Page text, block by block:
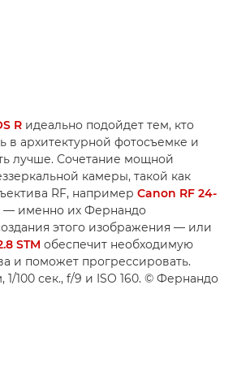
R идеально подойдет тем, кто
в архитектурной фотосъемке и
лучше. Сочетание мощной
камеры, такой как
RF, например Canon RF 24-
— именно их Фернандо
этого изображения — или
STM обеспечит необходимую
и поможет прогрессировать.
100 сек., f/9 и ISO 160. © Фернандо